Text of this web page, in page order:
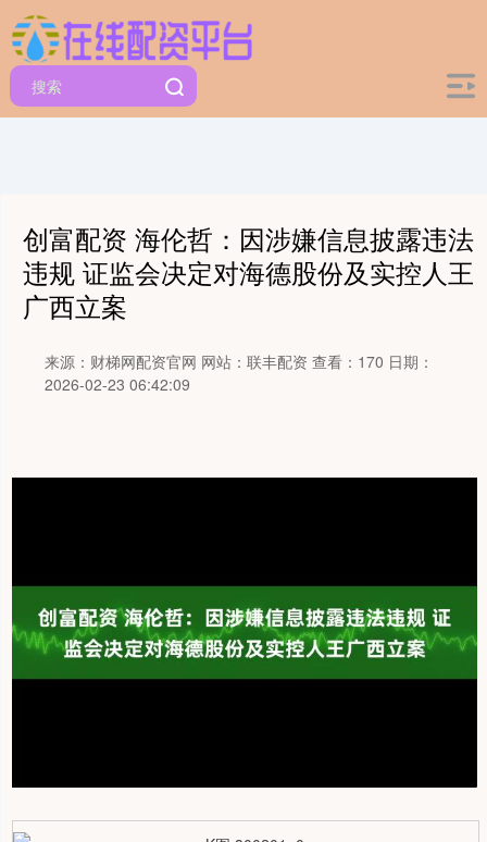
创富配资 海伦哲：因涉嫌信息披露违法
违规 证监会决定对海德股份及实控人王
广西立案
来源：财梯网配资官网 网站：联丰配资 查看：170 日期：
2026-02-23 06:42:09